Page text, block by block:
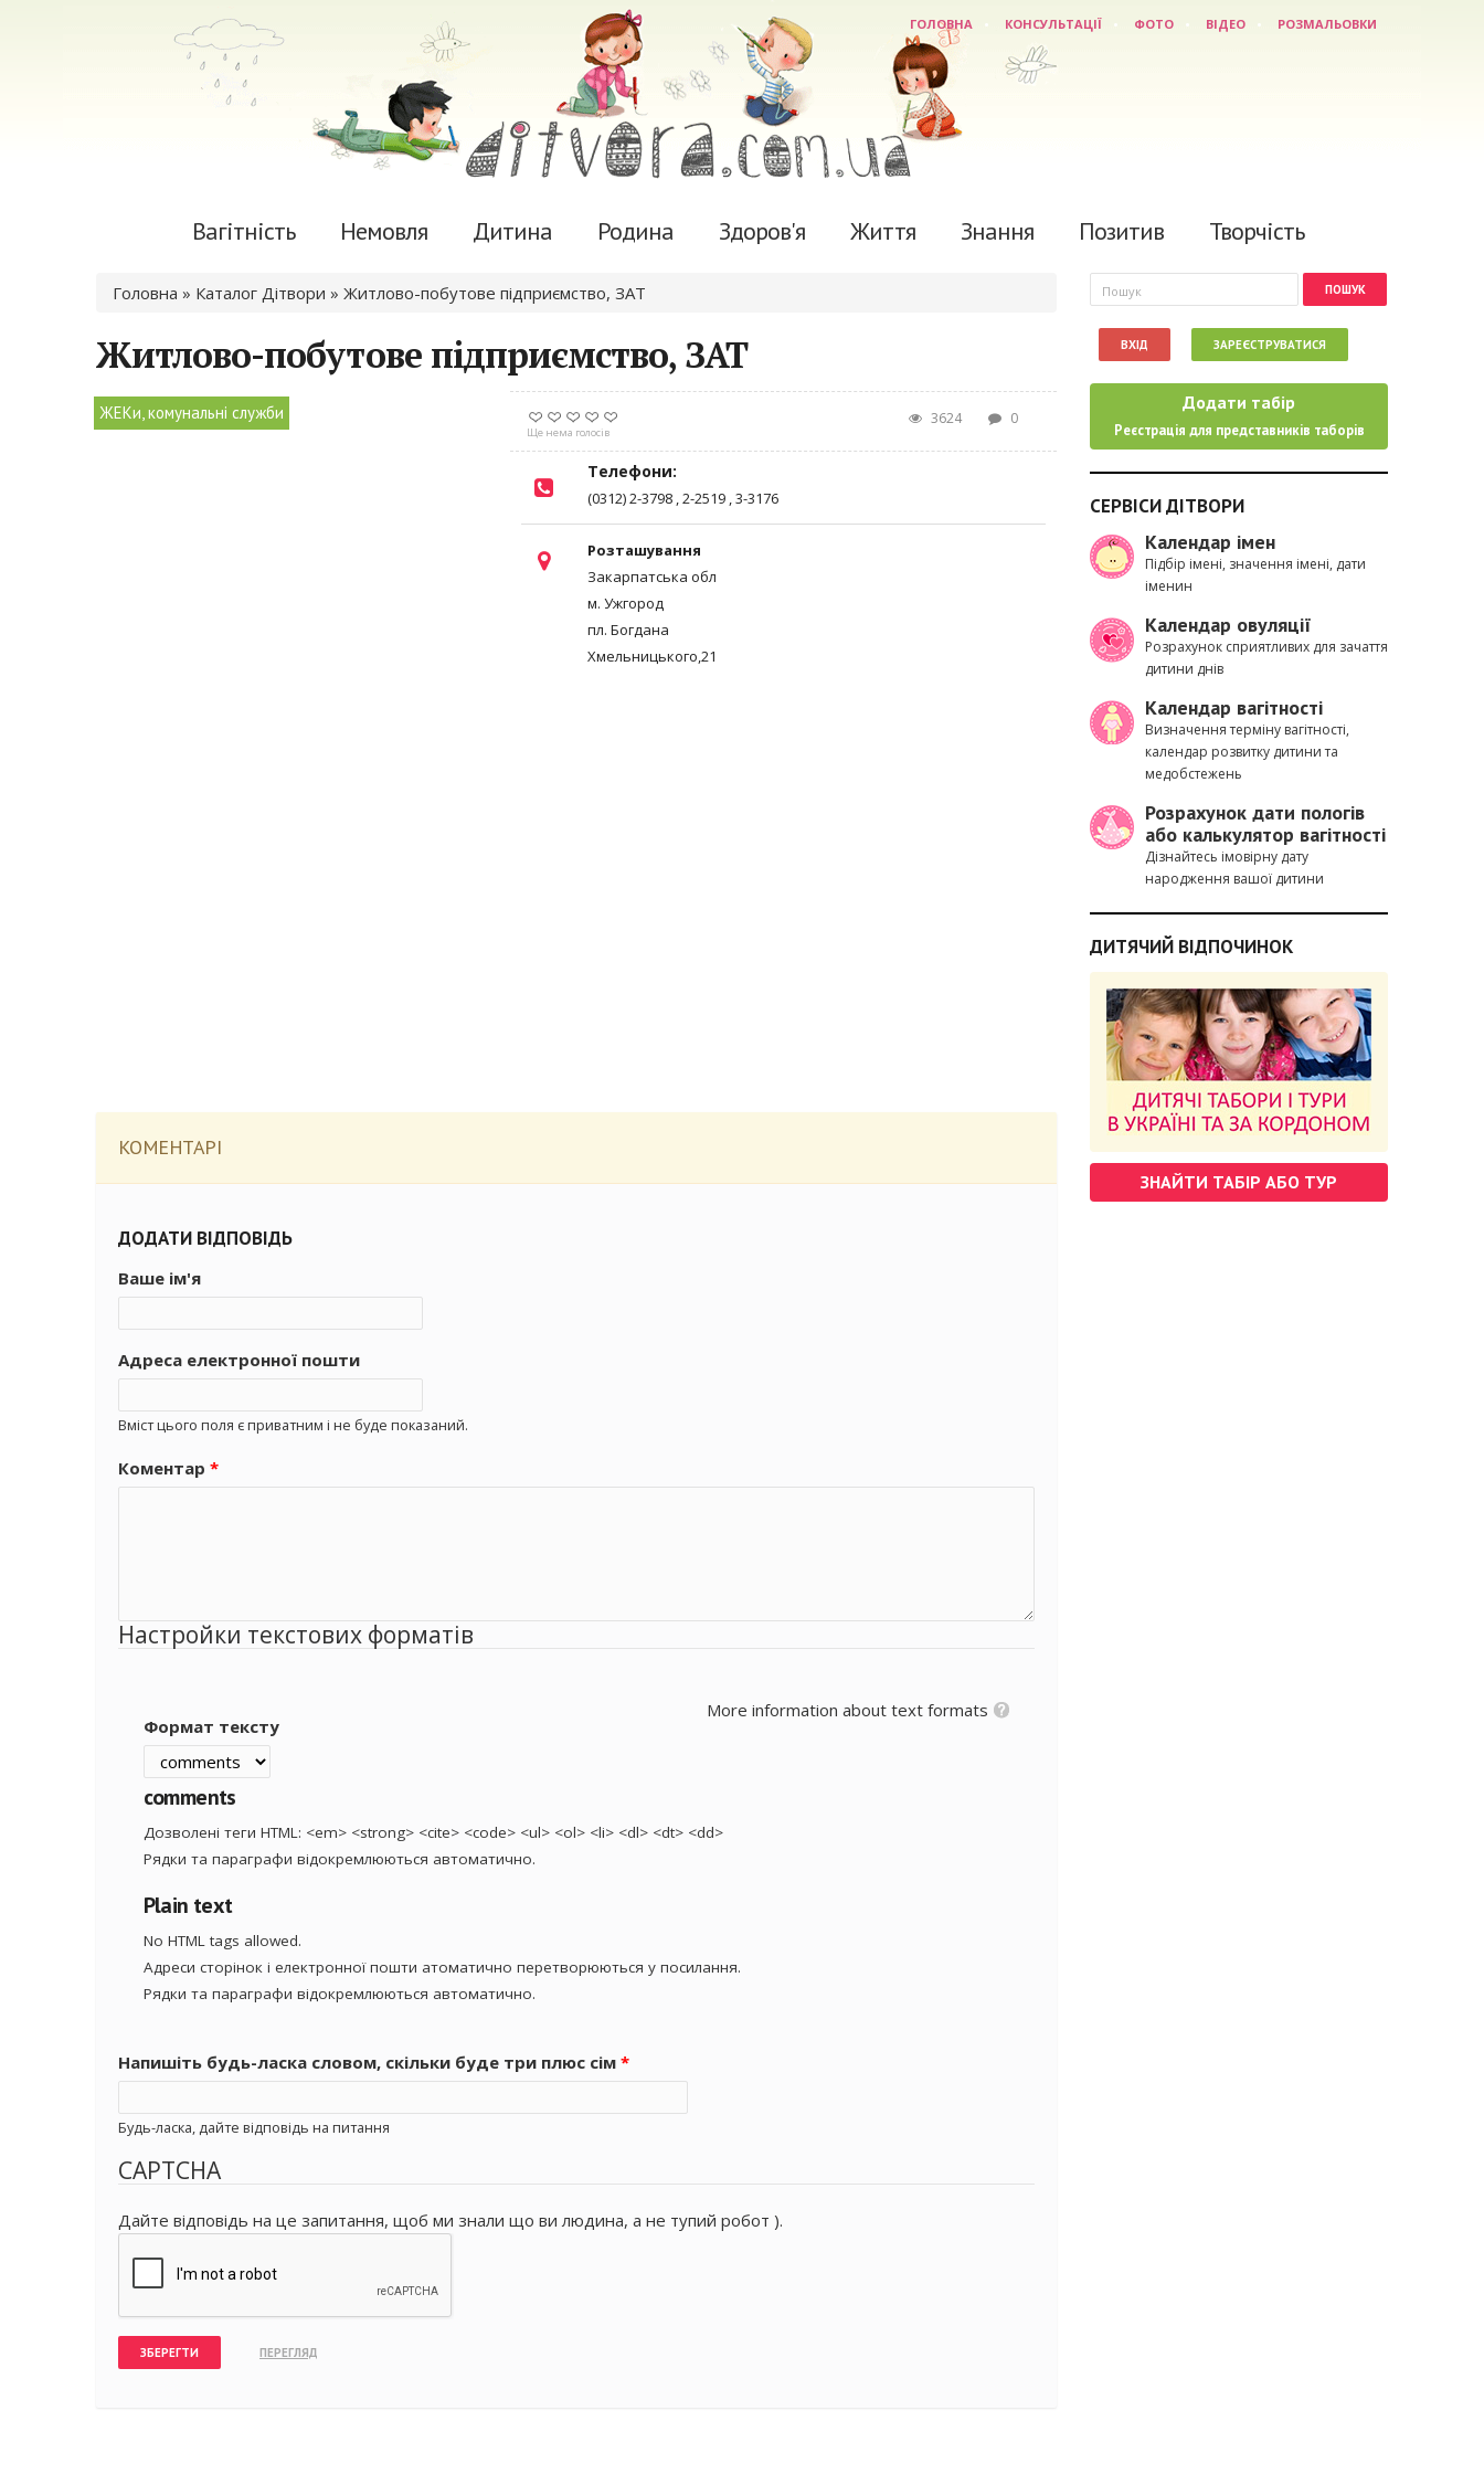
ГОЛОВНА КОНСУЛЬТАЦІЇ ФОТО ВІДЕО РОЗМАЛЬОВКИ
Вагітність Немовля Дитина Родина Здоров'я Життя Знання Позитив Творчість
Ви є тут
Головна » Каталог Дітвори » Житлово-побутове підприємство, ЗАТ
Житлово-побутове підприємство, ЗАТ
ЖЕКи, комунальні служби
Ще нема голосів
3624 0
Телефони:
(0312) 2-3798 , 2-2519 , 3-3176
Розташування
Закарпатська обл
м. Ужгород
пл. Богдана
Хмельницького,21
КОМЕНТАРІ
ДОДАТИ ВІДПОВІДЬ
Ваше ім'я
Адреса електронної пошти
Вміст цього поля є приватним і не буде показаний.
Коментар *
Настройки текстових форматів
More information about text formats
Формат тексту
comments
Дозволені теги HTML: <em> <strong> <cite> <code> <ul> <ol> <li> <dl> <dt> <dd>
Рядки та параграфи відокремлюються автоматично.
Plain text
No HTML tags allowed.
Адреси сторінок і електронної пошти атоматично перетворюються у посилання.
Рядки та параграфи відокремлюються автоматично.
Напишіть будь-ласка словом, скільки буде три плюс сім *
Будь-ласка, дайте відповідь на питання
CAPTCHA
Дайте відповідь на це запитання, щоб ми знали що ви людина, а не тупий робот ).
Пошукова форма
Пошук
ВХІД ЗАРЕЄСТРУВАТИСЯ
Додати табір
Реєстрація для представників таборів
СЕРВІСИ ДІТВОРИ
Календар імен
Підбір імені, значення імені, дати
іменин
Календар овуляції
Розрахунок сприятливих для зачаття
дитини днів
Календар вагітності
Визначення терміну вагітності,
календар розвитку дитини та
медобстежень
Розрахунок дати пологів
або калькулятор вагітності
Дізнайтесь імовірну дату
народження вашої дитини
ДИТЯЧИЙ ВІДПОЧИНОК
ЗНАЙТИ ТАБІР АБО ТУР